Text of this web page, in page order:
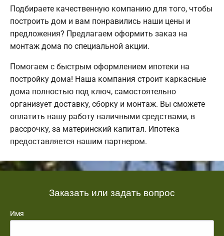
Подбираете качественную компанию для того, чтобы
построить дом и вам понравились наши цены и
предложения? Предлагаем оформить заказ на
монтаж дома по специальной акции.
Помогаем с быстрым оформлением ипотеки на
постройку дома! Наша компания строит каркасные
дома полностью под ключ, самостоятельно
организует доставку, сборку и монтаж. Вы сможете
оплатить нашу работу наличными средствами, в
рассрочку, за материнский капитал. Ипотека
предоставляется нашим партнером.
Заказать или задать вопрос
Имя